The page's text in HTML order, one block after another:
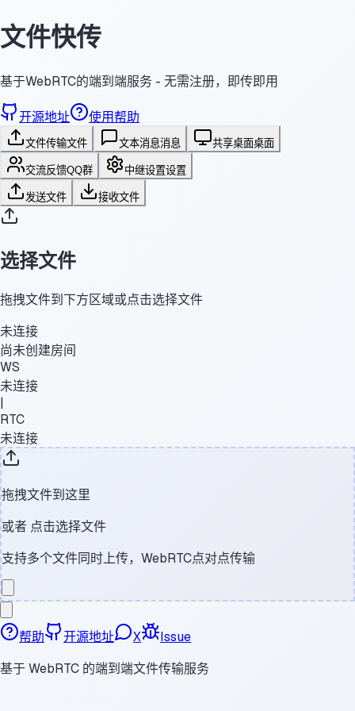
文件快传
基于WebRTC的端到端服务 - 无需注册，即传即用
开源地址 使用帮助
文件传输文件 文本消息消息 共享桌面桌面
交流反馈QQ群 中继设置设置
发送文件 接收文件
选择文件
拖拽文件到下方区域或点击选择文件
未连接
尚未创建房间
WS
未连接
|
RTC
未连接
拖拽文件到这里
或者 点击选择文件
支持多个文件同时上传，WebRTC点对点传输
帮助 开源地址 X
Issue
基于 WebRTC 的端到端文件传输服务